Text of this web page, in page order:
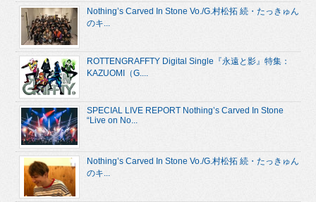
Nothing’s Carved In Stone Vo./G.村松拓 続・たっきゅん
のキ...
ROTTENGRAFFTY Digital Single『永遠と影』特集：
KAZUOMI（G....
SPECIAL LIVE REPORT Nothing’s Carved In Stone
“Live on No...
Nothing’s Carved In Stone Vo./G.村松拓 続・たっきゅん
のキ...